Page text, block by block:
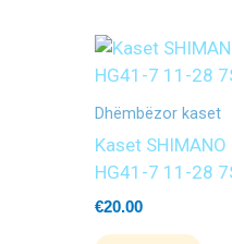
Dhëmbëzor kaset
Kaset SHIMANO
HG41-7 11-28
€20.00